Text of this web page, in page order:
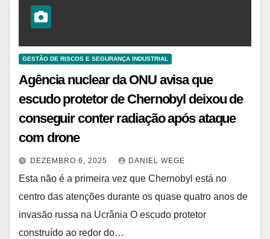
GESTÃO DE RISCOS E SEGURANÇA INDUSTRIAL
Agência nuclear da ONU avisa que
escudo protetor de Chernobyl deixou de
conseguir conter radiação após ataque
com drone
DEZEMBRO 6, 2025 DANIEL WEGE
Esta não é a primeira vez que Chernobyl está no
centro das atenções durante os quase quatro anos de
invasão russa na Ucrânia O escudo protetor
construído ao redor do…